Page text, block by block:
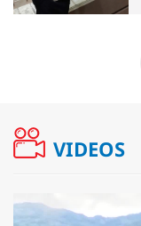
VIDEOS